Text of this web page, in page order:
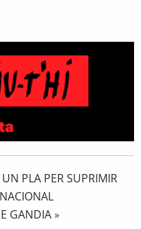
PLA PER SUPRIMIR
GANDIA »